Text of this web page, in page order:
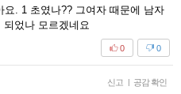
. 1 초였나?? 그여자 때문에 남자
었나 모르겠네요
0
0
신고 | 공감 확인